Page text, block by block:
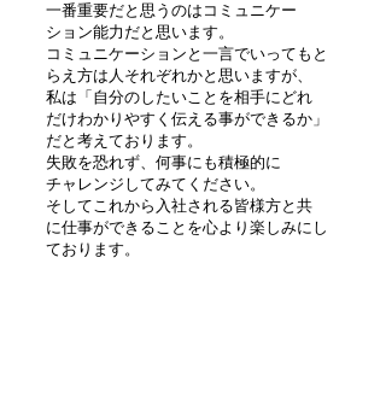
一番重要だと思うのはコミュニケー
ション能力だと思います。
コミュニケーションと一言でいってもと
らえ方は人それぞれかと思いますが、
私は「自分のしたいことを相手にどれ
だけわかりやすく伝える事ができるか」
だと考えております。
失敗を恐れず、何事にも積極的に
チャレンジしてみてください。
そしてこれから入社される皆様方と共
に仕事ができることを心より楽しみにし
ております。